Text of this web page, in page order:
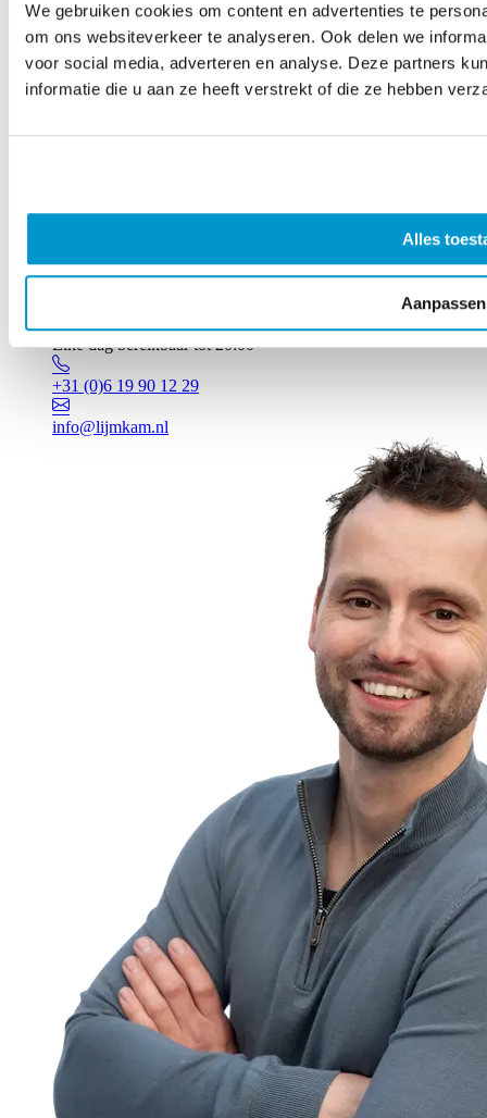
We gebruiken cookies om content en advertenties te
om ons websiteverkeer te analyseren. Ook delen we
voor social media, adverteren en analyse. Deze partners
informatie die u aan ze heeft verstrekt of die ze hebben
Alles
Aanpassen
Elke dag bereikbaar tot 20:00
+31 (0)6 19 90 12 29
info@lijmkam.nl